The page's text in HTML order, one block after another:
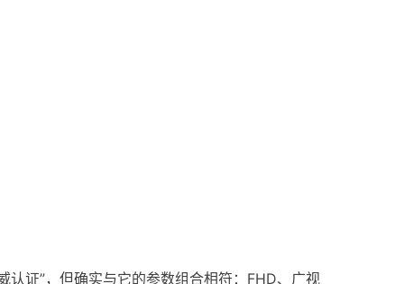
证”，但确实与它的参数组合相符：FHD、广视